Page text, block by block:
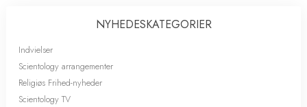
NYHEDES­KATEGORIER
Indvielser
Scientology arrangementer
Religiøs Frihed-nyheder
Scientology TV